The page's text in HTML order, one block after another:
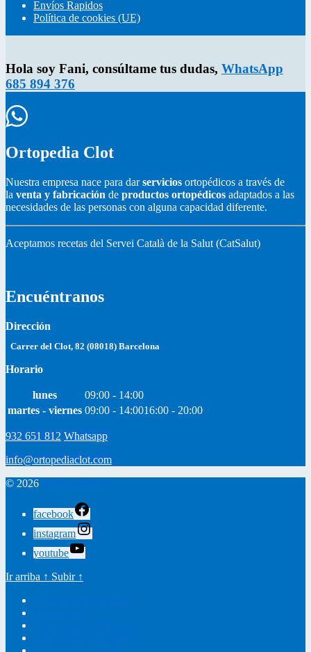
Envíos Rapidos
Política de cookies (UE)
Hola soy Fani, consúltame tus dudas, WhatsApp
685 894 376
Ortopedia Clot
Nuestra empresa nace para darservicios ortopédicos a través de
la venta y fabricación de productos ortopédicos adaptados a las
necesidades de las personas con alguna capacidad diferente.
Aceptamos recetas del Servei Català de la Salut (CatSalut)
Encuéntranos
Dirección
Carrer del Clot, 82 (08018) Barcelona
Horario
lunes
09:00 - 14:00
martes - viernes 09:00 - 14:0016:00 - 20:00
932 651 812 Whatsapp
info@ortopediaclot.com
© 2026
facebook
instagram
youtube
Ir arriba ↑ Subir ↑